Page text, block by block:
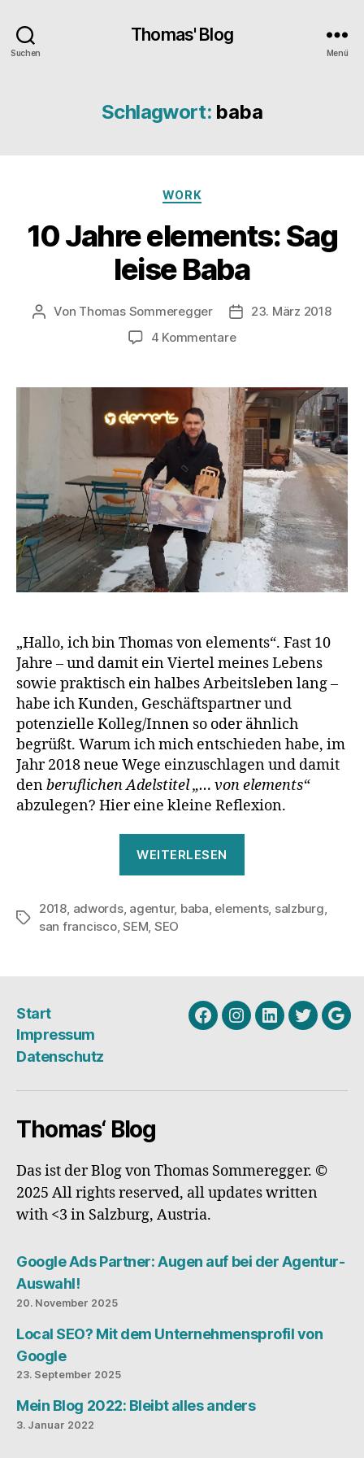
Suchen
Thomas' Blog
Menü
Schlagwort: baba
Kategorien
WORK
10 Jahre elements: Sag
leise Baba
Beitragsautor
Von Thomas Sommeregger
23. März 2018
4 Kommentarezu
elements:
Sag
leise
Baba
„Hallo, ich bin Thomas von elements“. Fast 10
Jahre – und damit ein Viertel meines Lebens
sowie praktisch ein halbes Arbeitsleben lang –
habe ich Kunden, Geschäftspartner und
potenzielle Kolleg/Innen so oder ähnlich
begrüßt. Warum ich mich entschieden habe, im
Jahr 2018 neue Wege einzuschlagen und damit
denberuflichen Adelstitel „… von elements“
abzulegen? Hier eine kleine Reflexion.
WEITERLESEN
Sag
Schlagwörter
2018, adwords, agentur, baba, elements, salzburg,
san francisco,SEM, SEO
Start
Impressum
Datenschutz
FacebookInstagram
LinkedinTwitter
Thomas‘ Blog
Das ist der Blog von Thomas Sommeregger. ©
2025 All rights reserved, all updates written
with <3 in Salzburg, Austria.
Google Ads Partner: Augen auf bei der Agentur-
Auswahl!
20. November 2025
Local SEO? Mit dem Unternehmensprofil von
Google
23. September 2025
Mein Blog 2022: Bleibt alles anders
3. Januar 2022